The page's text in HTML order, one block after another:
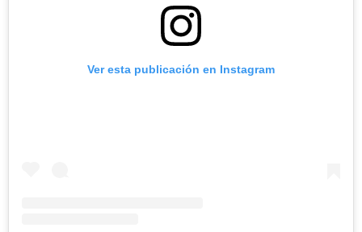
Ver esta publicación en Instagram